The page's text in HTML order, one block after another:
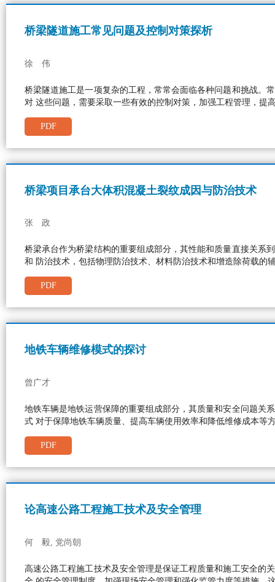
桥梁隧道施工常见问题及控制对策探析
徐 伟
桥梁隧道施工是一项复杂的工程，常常会面临各种问题和挑战。
对 这些问题，需要采取一些有效的控制对策，加强工程管理，提
PDF
桥梁项目承台大体积混凝土裂纹成因与防治技术
张 政
桥梁承台作为桥梁结构的重要组成部分，其性能和质量直接关系
和 防治技术，包括物理防治技术、材料防治技术和增造除荷载的
PDF
地铁车辆维修模式的探讨
曾广才
地铁车辆是地铁运营保障的重要组成部分，其质量和安全问题关
式 对于保障地铁车辆质量、提高车辆使用效率和降低维修成本等
PDF
论高速公路工程施工技术及安全管理
何 毅, 党尚朝
高速公路工程施工技术及安全管理是保证工程质量和施工安全的